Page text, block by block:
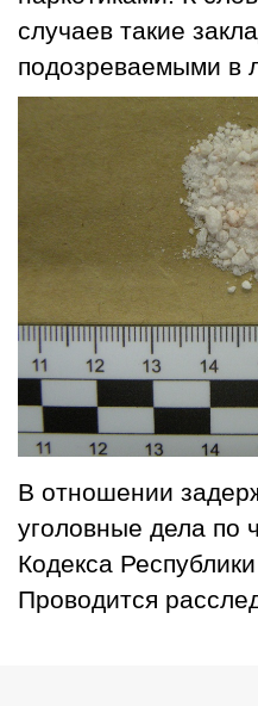
случаев такие
подозреваемыми в
В отношении
уголовные дела по
Кодекса
Проводится